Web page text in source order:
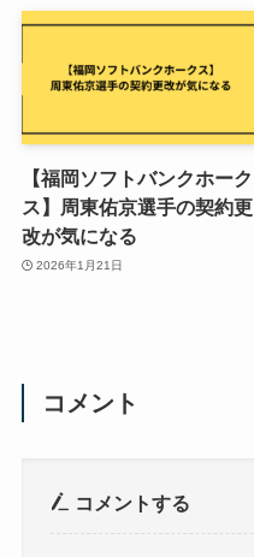
【福岡ソフトバンクホーク
ス】周東佑京選手の契約更
改が気になる
2026年1月21日
コメント
コメントする